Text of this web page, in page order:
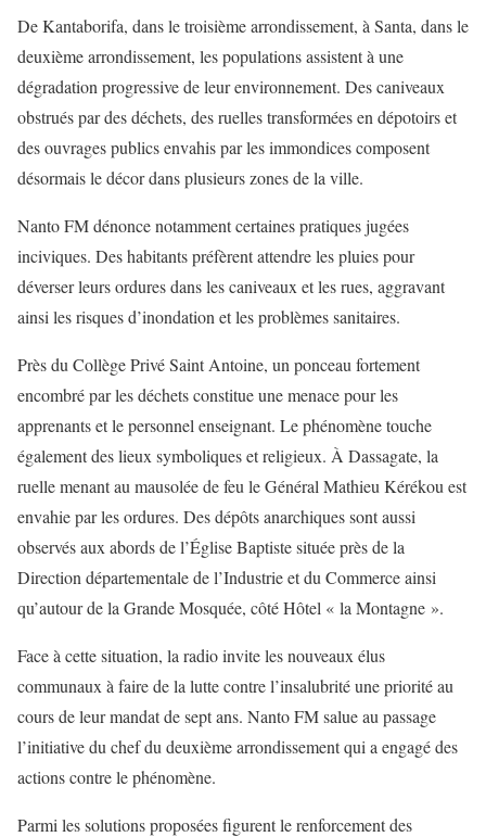
De Kantaborifa, dans le troisième arrondissement, à Santa, dans le
deuxième arrondissement, les populations assistent à une
dégradation progressive de leur environnement. Des caniveaux
obstrués par des déchets, des ruelles transformées en dépotoirs et
des ouvrages publics envahis par les immondices composent
désormais le décor dans plusieurs zones de la ville.
Nanto FM dénonce notamment certaines pratiques jugées
inciviques. Des habitants préfèrent attendre les pluies pour
déverser leurs ordures dans les caniveaux et les rues, aggravant
ainsi les risques d’inondation et les problèmes sanitaires.
Près du Collège Privé Saint Antoine, un ponceau fortement
encombré par les déchets constitue une menace pour les
apprenants et le personnel enseignant. Le phénomène touche
également des lieux symboliques et religieux. À Dassagate, la
ruelle menant au mausolée de feu le Général Mathieu Kérékou est
envahie par les ordures. Des dépôts anarchiques sont aussi
observés aux abords de l’Église Baptiste située près de la
Direction départementale de l’Industrie et du Commerce ainsi
qu’autour de la Grande Mosquée, côté Hôtel « la Montagne ».
Face à cette situation, la radio invite les nouveaux élus
communaux à faire de la lutte contre l’insalubrité une priorité au
cours de leur mandat de sept ans. Nanto FM salue au passage
l’initiative du chef du deuxième arrondissement qui a engagé des
actions contre le phénomène.
Parmi les solutions proposées figurent le renforcement des